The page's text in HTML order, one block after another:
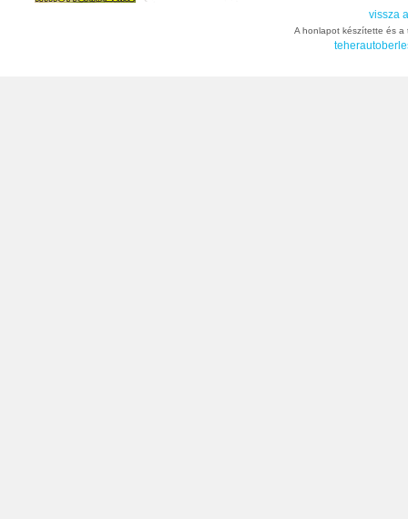
vissza
A honlapot készítette és